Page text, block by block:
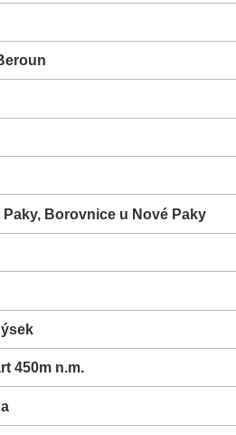
Borovnice u Nové Paky
450m n.m.